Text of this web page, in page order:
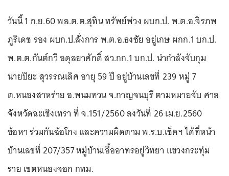
วันนี้ 1 ก.ย.60 พล.ต.ต.สุทิน ทรัพย์พ่วง ผบก.ป. พ.ต.อ.จิรภพ
ภูริเดช รอง ผบก.ป.สั่งการ พ.ต.อ.ธงชัย อยู่เกษ ผกก.1 บก.ป.
พ.ต.ต.กันต์กวี อดุลยาศักดิ์ สว.กก.1 บก.ป. นำกำลังจับกุม
นายปิยะ สุวรรณเลิศ อายุ 59 ปี อยู่บ้านเลขที่ 239 หมู่ 7
ต.หนองสาหร่าย อ.พนมทวน จ.กาญจนบุรี ตามหมายจับ ศาล
จังหวัดฉะเชิงเทรา ที่ จ.151/2560 ลงวันที่ 26 เม.ย.2560
ข้อหา ร่วมกันฉ้อโกง และความผิดตาม พ.ร.บ.เช็คฯ ได้ที่หน้า
บ้านเลขที่ 207/357 หมู่บ้านเอื้ออาทรอยู่วิทยา แขวงกระทุ่ม
ราย เขตหนองจอก กทม.